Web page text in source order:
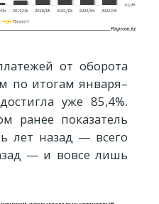
от оборота
по итогам января–
уже 85,4%.
ранее показатель
лет назад — всего
— и вовсе лишь